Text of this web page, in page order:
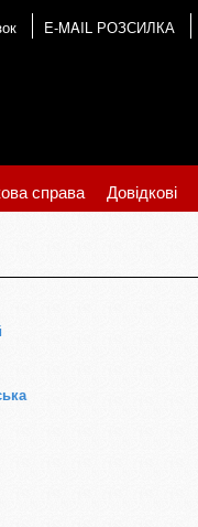
E-MAIL РОЗСИЛКА
справа Довідкові